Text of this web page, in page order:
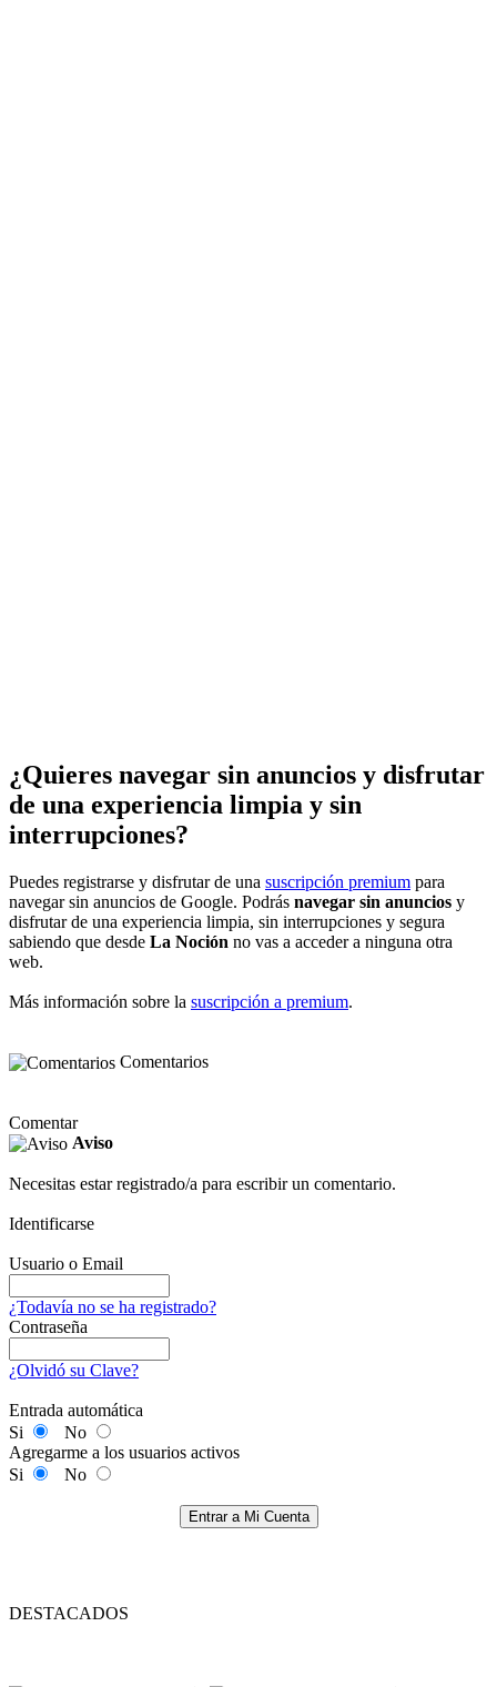
¿Quieres navegar sin anuncios y disfrutar
de una experiencia limpia y sin
interrupciones?
Puedes registrarse y disfrutar de una suscripción premium para
navegar sin anuncios de Google. Podrás navegar sin anuncios y
disfrutar de una experiencia limpia, sin interrupciones y segura
sabiendo que desde La Noción no vas a acceder a ninguna otra
web.
Más información sobre la suscripción a premium.
Comentarios
Comentar
Aviso
Necesitas estar registrado/a para escribir un comentario.
Identificarse
Usuario o Email
¿Todavía no se ha registrado?
Contraseña
¿Olvidó su Clave?
Entrada automática
Si
No
Agregarme a los usuarios activos
Si
No
Entrar a Mi Cuenta
DESTACADOS